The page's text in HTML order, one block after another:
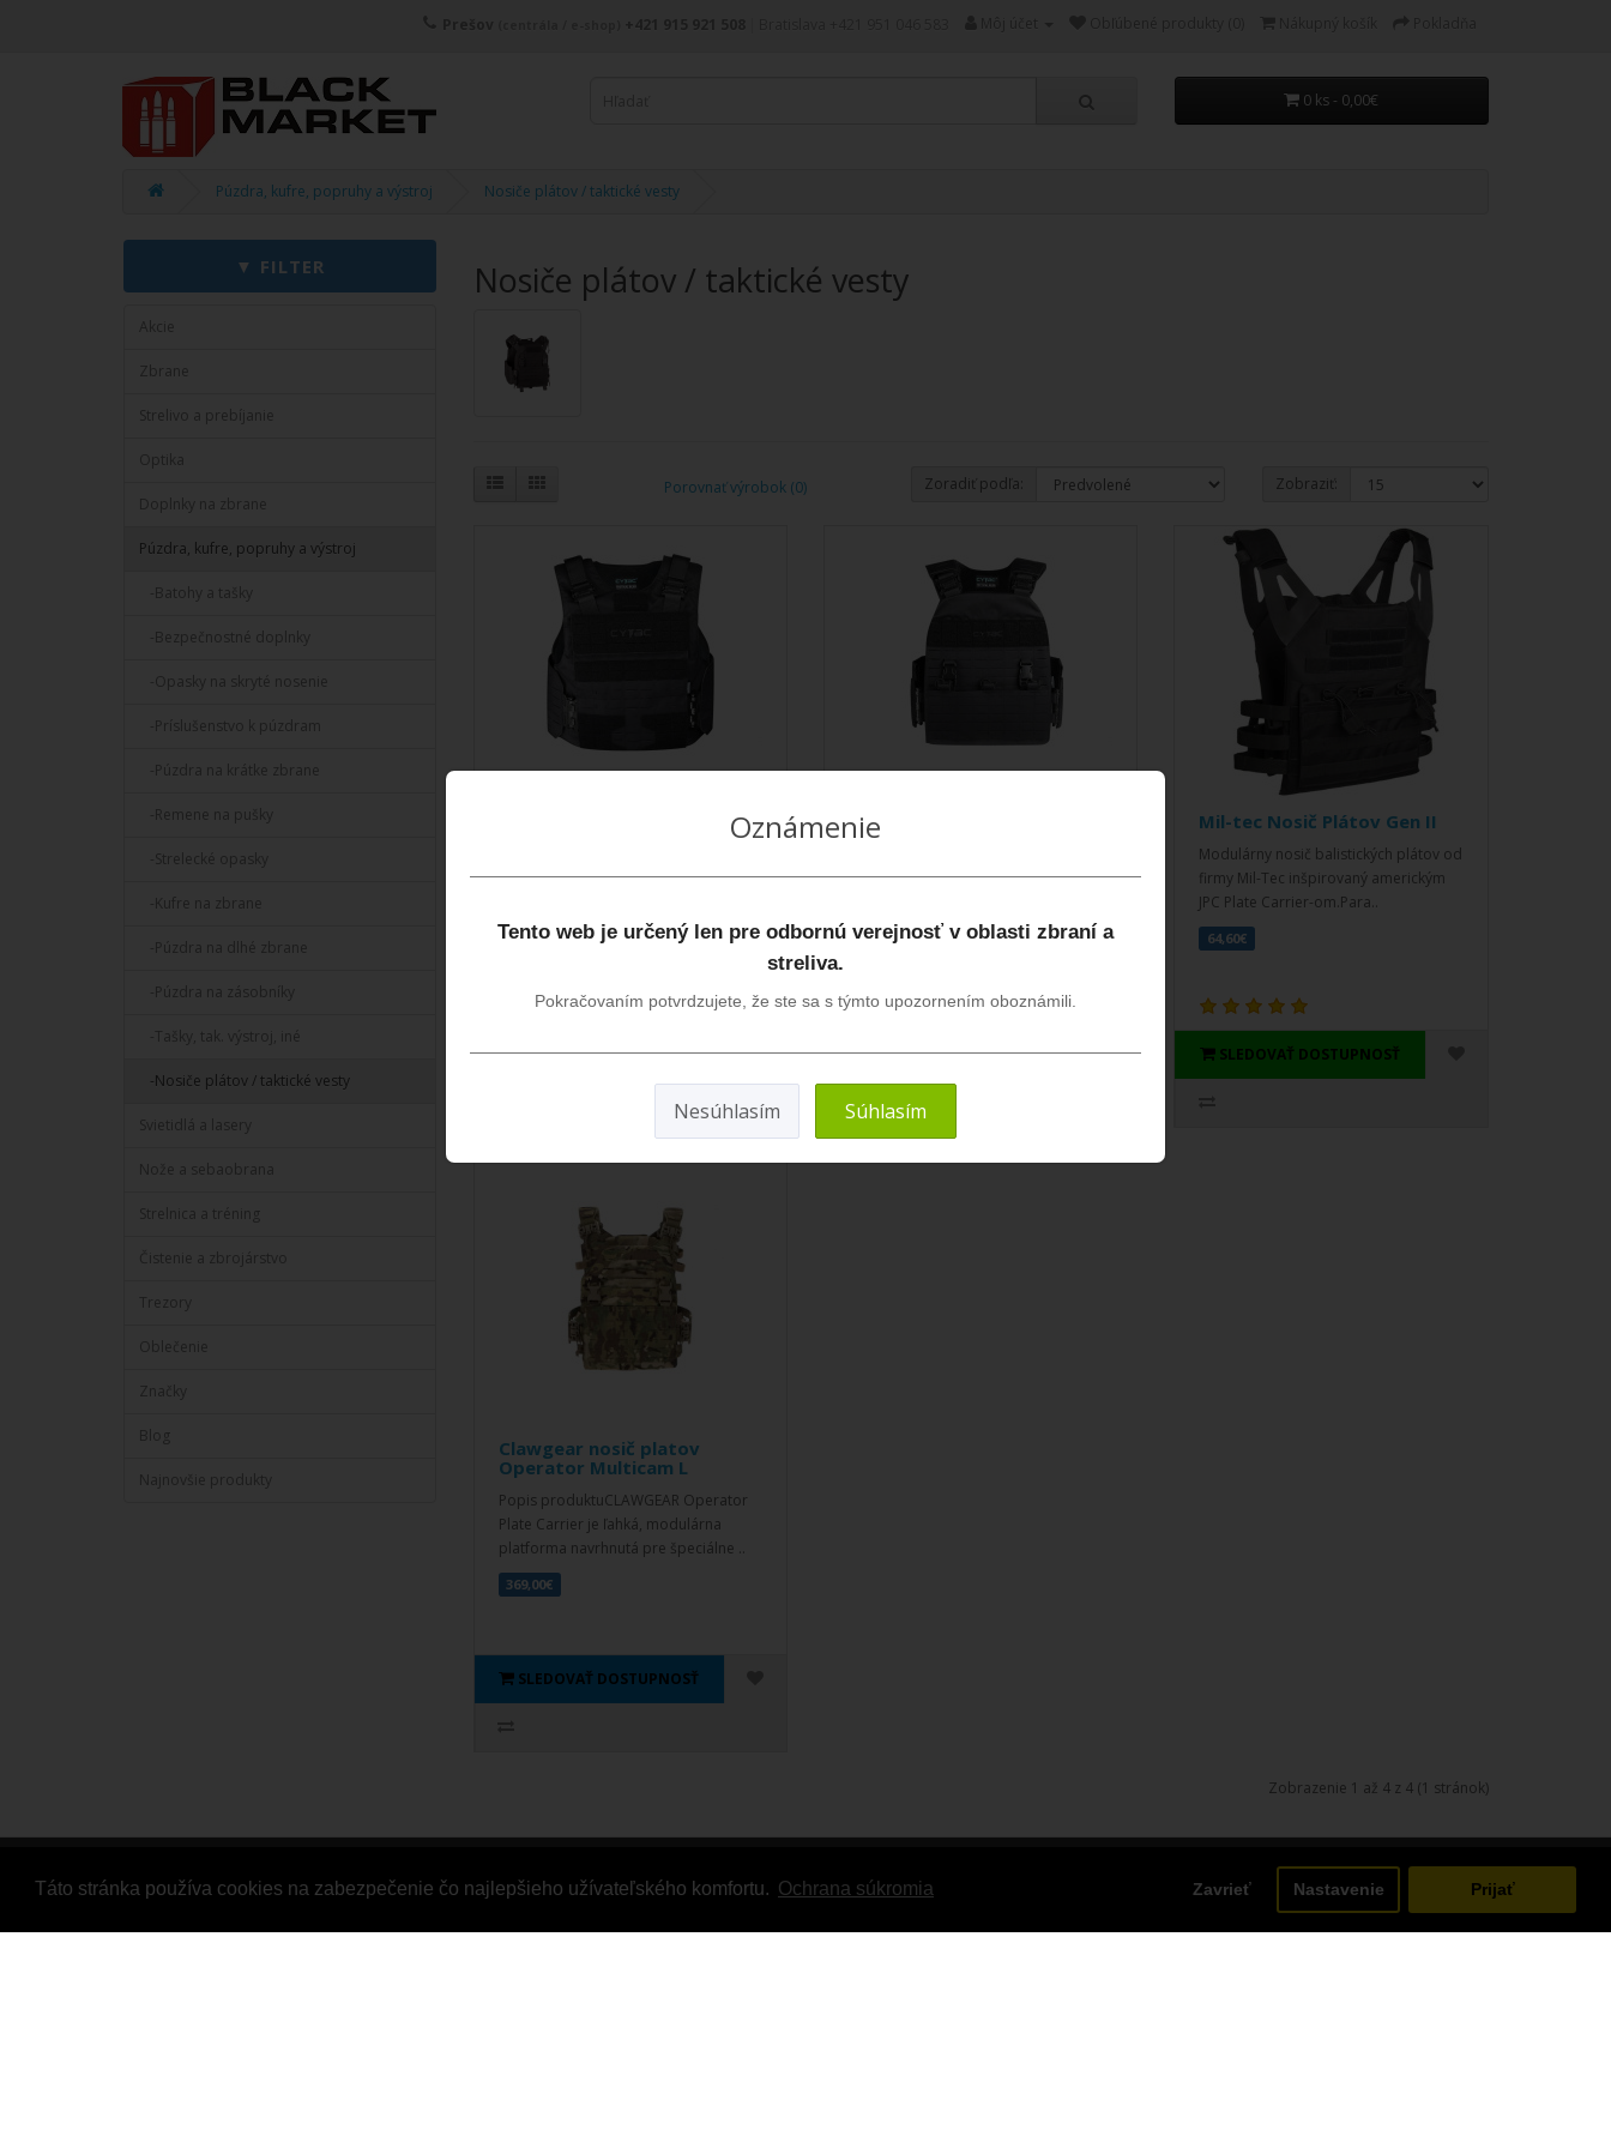
Táto stránka používa cookies na zabezpečenie čo najlepšieho užívateľského komfortu. Ochrana súkromia Zavrieť Nastavenie Prijať
Prešov +421 915 921 508
0 ks - 0,00€
Púzdra, kufre, popruhy a výstroj Nosiče plátov / taktické vesty
Akcie
Zbrane
Strelivo a prebíjanie
Optika
Doplnky na zbrane
Púzdra, kufre, popruhy a výstroj
-Batohy a tašky
-Bezpečnostné doplnky
-Opasky na skryté nosenie
-Príslušenstvo k púzdram
-Púzdra na krátke zbrane
-Remene na pušky
-Strelecké opasky
-Kufre na zbrane
-Púzdra na dlhé zbrane
-Púzdra na zásobníky
-Tašky, tak. výstroj, iné
-Nosiče plátov / taktické vesty
Svietidlá a lasery
Nože a sebaobrana
Strelnica a tréning
Čistenie a zbrojárstvo
Trezory
Oblečenie
Značky
Blog
Najnovšie produkty
Nosiče plátov / taktické vesty
Porovnať výrobok (0) Zoradiť podľa: Zobraziť:
Cytac Taktický nosič plátov
Ľahký, pohodlný, nízkoprofilový,
rezaného proti-požiarneho nyl..
SLEDOVAŤ DOSTUPNOSŤ
Cytac Taktický nosič plátov
M
Ľahký, pohodlný, nízkoprofilový,
rezaného proti-požiarneho nyl..
SLEDOVAŤ DOSTUPNOSŤ
Mil-tec Nosič Plátov Gen II
Modulárny nosič balistických plátov od
firmy Mil-Tec inšpirovaný americkým
JPC Plate Carrier-om.Para..
64,60€
SLEDOVAŤ DOSTUPNOSŤ
Clawgear nosič platov
Operator Multicam L
Popis produktuCLAWGEAR Operator
Plate Carrier je ľahká, modulárna
platforma navrhnutá pre špeciálne ..
369,00€
SLEDOVAŤ DOSTUPNOSŤ
Zobrazenie 1 až 4 z 4 (1 stránok)
Informácie Zákaznícky servis Extra Účet
Oznámenie
Tento web je určený len pre odbornú verejnosť v oblasti zbraní a
streliva.
Pokračovaním potvrdzujete, že ste sa s týmto upozornením oboznámili.
Nesúhlasím Súhlasím